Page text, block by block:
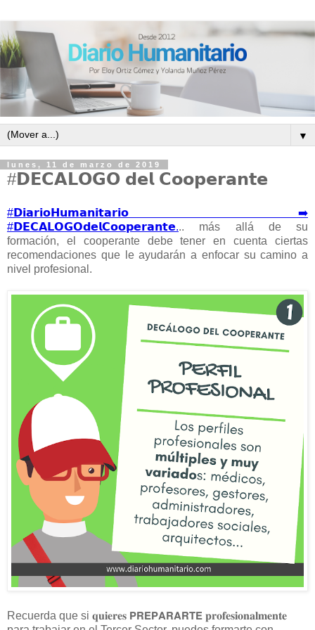
▼
lunes, 11 de marzo de 2019
#𝗗𝗘𝗖𝗔𝗟𝗢𝗚𝗢 𝗱𝗲𝗹 𝗖𝗼𝗼𝗽𝗲𝗿𝗮𝗻𝘁𝗲
#𝗗𝗶𝗮𝗿𝗶𝗼𝗛𝘂𝗺𝗮𝗻𝗶𝘁𝗮𝗿𝗶𝗼 ➡️
#𝗗𝗘𝗖𝗔𝗟𝗢𝗚𝗢𝗱𝗲𝗹𝗖𝗼𝗼𝗽𝗲𝗿𝗮𝗻𝘁𝗲... más allá de su
formación, el cooperante debe tener en cuenta ciertas
recomendaciones que le ayudarán a enfocar su camino a
nivel profesional.
Recuerda que si 𝐪𝐮𝐢𝐞𝐫𝐞𝐬 𝗣𝗥𝗘𝗣𝗔𝗥𝗔𝗥𝗧𝗘 𝐩𝐫𝐨𝐟𝐞𝐬𝐢𝐨𝐧𝐚𝐥𝐦𝐞𝐧𝐭𝐞